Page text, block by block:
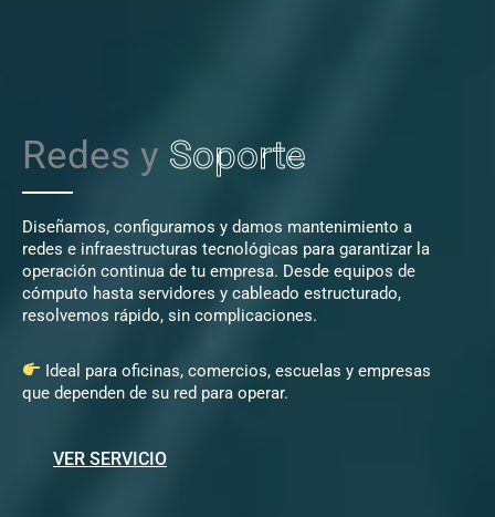
Redes y Soporte
Diseñamos, configuramos y damos mantenimiento a
redes e infraestructuras tecnológicas para garantizar la
operación continua de tu empresa. Desde equipos de
cómputo hasta servidores y cableado estructurado,
resolvemos rápido, sin complicaciones.
Ideal para oficinas, comercios, escuelas y empresas
que dependen de su red para operar.
VER SERVICIO